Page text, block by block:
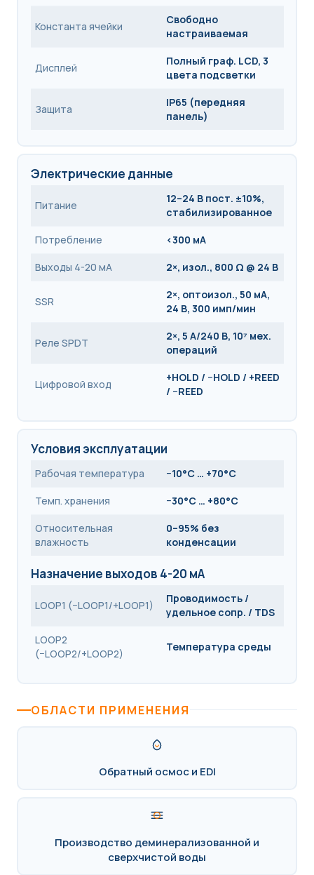
Константа ячейки
Свободно
настраиваемая
Дисплей
Полный граф. LCD, 3
цвета подсветки
Защита
IP65 (передняя
панель)
Электрические данные
Питание
12–24 В пост. ±10%,
стабилизированное
Потребление <300 мА
Выходы 4-20 мА 2×, изол., 800 Ω @ 24 В
SSR
2×, оптоизол., 50 мА,
24 В, 300 имп/мин
Реле SPDT
2×, 5 А/240 В, 10⁷ мех.
операций
Цифровой вход
+HOLD / −HOLD / +REED
/ −REED
Условия эксплуатации
Рабочая температура −10°C … +70°C
Темп. хранения −30°C … +80°C
Относительная
влажность
0–95% без
конденсации
Назначение выходов 4-20 мА
LOOP1 (−LOOP1/+LOOP1)
Проводимость /
удельное сопр. / TDS
LOOP2
(−LOOP2/+LOOP2)
Температура среды
ОБЛАСТИ ПРИМЕНЕНИЯ
Обратный осмос и EDI
Производство деминерализованной и
сверхчистой воды